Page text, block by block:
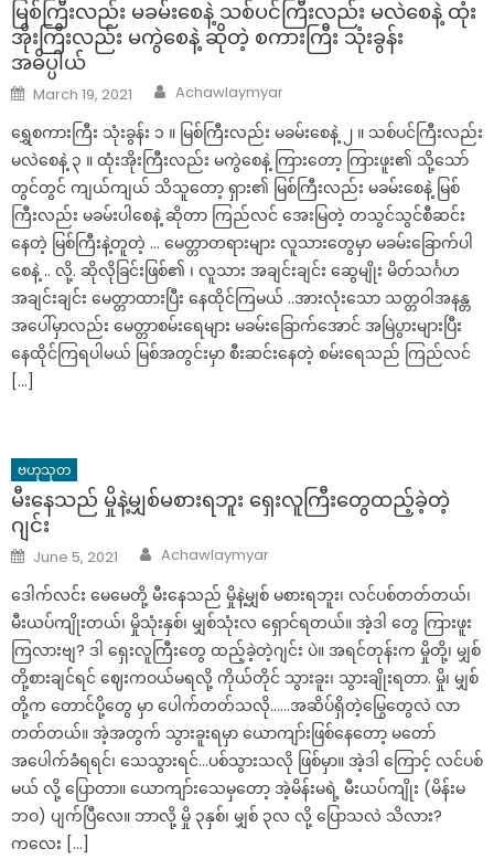
မြစ်ကြီးလည်း မခမ်းစေနဲ့ သစ်ပင်ကြီးလည်း မလဲစေနဲ့ ထုံး
အိုးကြီးလည်း မကွဲစေနဲ့ ဆိုတဲ့ စကားကြီး သုံးခွန်း
အဓိပ္ပါယ်
Posted
on
March 19, 2021 Author
Achawlaymyar
ရွှေစကားကြီး သုံးခွန်း ၁ ။ မြစ်ကြီးလည်း မခမ်းစေနဲ့ ၂ ။ သစ်ပင်ကြီးလည်း
မလဲစေနဲ့ ၃ ။ ထုံးအိုးကြီးလည်း မကွဲစေနဲ့ ကြားတော့ ကြားဖူး၏ သို့သော်
တွင်တွင် ကျယ်ကျယ် သိသူတော့ ရှား၏ မြစ်ကြီးလည်း မခမ်းစေနဲ့ မြစ်
ကြီးလည်း မခမ်းပါစေနဲ့ ဆိုတာ ကြည်လင် အေးမြတဲ့ တသွင်သွင်စီဆင်း
နေတဲ့ မြစ်ကြီးနဲ့တူတဲ့ … မေတ္တာတရားများ လူသားတွေမှာ မခမ်းခြောက်ပါ
စေနဲ့ .. လို့. ဆိုလိုခြင်းဖြစ်၏ ၊ လူသား အချင်းချင်း ဆွေမျိုး မိတ်သင်္ဂဟ
အချင်းချင်း မေတ္တာထားပြီး နေထိုင်ကြမယ် ..အားလုံးသော သတ္တဝါအနန္တ
အပေါ်မှာလည်း မေတ္တာစမ်းရေများ မခမ်းခြောက်အောင် အမြဲပွားများပြီး
နေထိုင်ကြရပါမယ် မြစ်အတွင်းမှာ စီးဆင်းနေတဲ့ စမ်းရေသည် ကြည်လင်
[…]
ဗဟုသုတ
မီးနေသည် မှိုနဲ့မျှစ်မစားရဘူး ရှေးလူကြီးတွေထည့်ခဲ့တဲ့
ဂျင်း
Posted
on
June 5, 2021 Author
Achawlaymyar
ဒေါက်လင်း မေမေတို့ မီးနေသည် မှိုနဲ့မျှစ် မစားရဘူး၊ လင်ပစ်တတ်တယ်၊
မီးယပ်ကျိုးတယ်၊ မှိုသုံးနှစ်၊ မျှစ်သုံးလ ရှောင်ရတယ်။ အဲ့ဒါ တွေ ကြားဖူး
ကြလားဗျ? ဒါ ရှေးလူကြီးတွေ ထည့်ခဲ့တဲ့ဂျင်း ပဲ။ အရင်တုန်းက မှိုတို့၊ မျှစ်
တို့စားချင်ရင် ဈေးကဝယ်မရလို့ ကိုယ်တိုင် သွားခူး၊ သွားချိုးရတာ. မှို၊ မျှစ်
တို့က တောင်ပို့တွေ မှာ ပေါက်တတ်သလို……အဆိပ်ရှိတဲ့မြွေတွေလဲ လာ
တတ်တယ်။ အဲ့အတွက် သွားခူးရမှာ ယောကျာ်းဖြစ်နေတော့ မတော်
အပေါက်ခံရရင်၊ သေသွားရင်…ပစ်သွားသလို ဖြစ်မှာ။ အဲ့ဒါ ကြောင့် လင်ပစ်
မယ် လို့ ပြောတာ။ ယောကျာ်းသေမှတော့ အဲ့မိန်းမရဲ့ မီးယပ်ကျိုး (မိန်းမ
ဘဝ) ပျက်ပြီလေ။ ဘာလို့ မှို ၃နှစ်၊ မျှစ် ၃လ လို့ ပြောသလဲ သိလား?
ကလေး […]